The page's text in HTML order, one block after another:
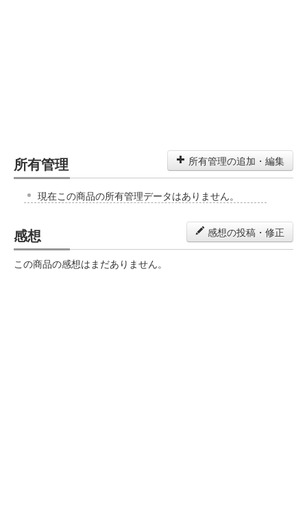
所有管理 所有管理の追加・編集
現在この商品の所有管理データはありません。
感想 感想の投稿・修正
この商品の感想はまだありません。